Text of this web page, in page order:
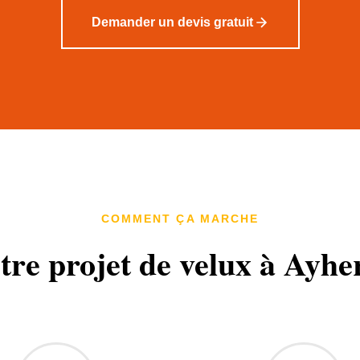
Demander un devis gratuit
COMMENT ÇA MARCHE
projet de velux à